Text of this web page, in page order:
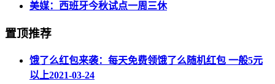
美媒：西班牙今秋试点一周三休
置顶推荐
饿了么红包来袭：每天免费领饿了么随机红包 一般5元
以上2021-03-24